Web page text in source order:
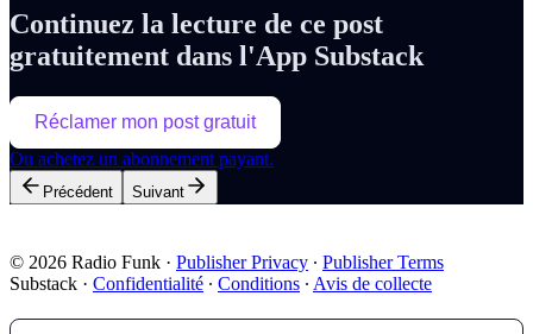
Continuez la lecture de ce post
gratuitement dans l'App Substack
Réclamer mon post gratuit
Ou achetez un abonnement payant.
Précédent Suivant
© 2026 Radio Funk · Publisher Privacy ∙ Publisher Terms
Substack · Confidentialité ∙ Conditions ∙ Avis de collecte